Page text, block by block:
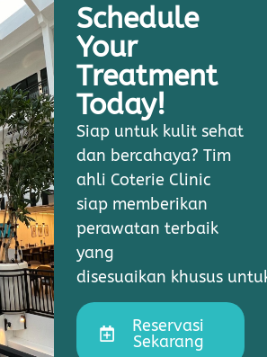
Schedule
Your
Treatment
Today!
Siap untuk kulit sehat
dan bercahaya? Tim
ahli Coterie Clinic
siap memberikan
perawatan terbaik
yang
disesuaikan khusus
Reservasi
Sekarang